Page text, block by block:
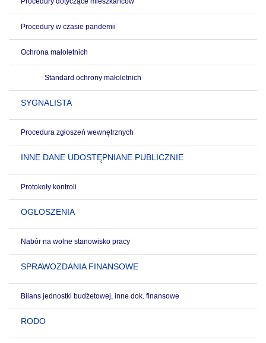
Procedury w czasie pandemii
Ochrona małoletnich
Standard ochrony małoletnich
SYGNALISTA
Procedura zgłoszeń wewnętrznych
INNE DANE UDOSTĘPNIANE PUBLICZNIE
Protokoły kontroli
OGŁOSZENIA
Nabór na wolne stanowisko pracy
SPRAWOZDANIA FINANSOWE
Bilans jednostki budżetowej, inne dok. finansowe
RODO